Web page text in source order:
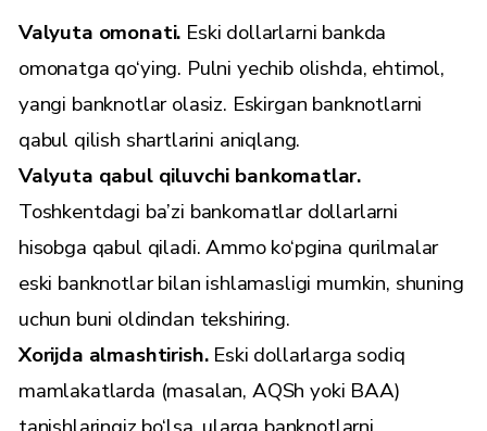
Valyuta omonati. Eski dollarlarni bankda
omonatga qo‘ying. Pulni yechib olishda, ehtimol,
yangi banknotlar olasiz. Eskirgan banknotlarni
qabul qilish shartlarini aniqlang.
Valyuta qabul qiluvchi bankomatlar.
Toshkentdagi ba’zi bankomatlar dollarlarni
hisobga qabul qiladi. Ammo ko‘pgina qurilmalar
eski banknotlar bilan ishlamasligi mumkin, shuning
uchun buni oldindan tekshiring.
Xorijda almashtirish.Eski dollarlarga sodiq
mamlakatlarda (masalan, AQSh yoki BAA)